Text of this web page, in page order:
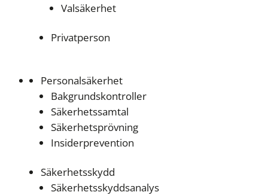
Valsäkerhet
Privatperson
Personalsäkerhet
Bakgrundskontroller
Säkerhetssamtal
Säkerhetsprövning
Insiderprevention
Säkerhetsskydd
Säkerhetsskyddsanalys